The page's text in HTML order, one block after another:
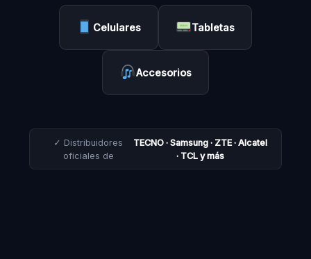
Celulares Tabletas
Accesorios
✓ Distribuidores
oficiales de
TECNO · Samsung · ZTE · Alcatel
· TCL y más